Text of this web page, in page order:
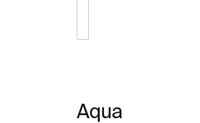
Aqua